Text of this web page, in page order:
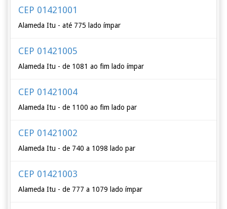
CEP 01421001
Alameda Itu - até 775 lado ímpar
CEP 01421005
Alameda Itu - de 1081 ao fim lado ímpar
CEP 01421004
Alameda Itu - de 1100 ao fim lado par
CEP 01421002
Alameda Itu - de 740 a 1098 lado par
CEP 01421003
Alameda Itu - de 777 a 1079 lado ímpar